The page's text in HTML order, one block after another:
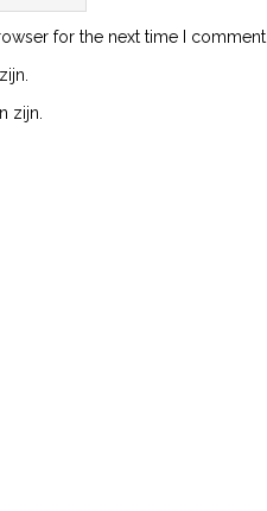
for the next time I comment.
zijn.